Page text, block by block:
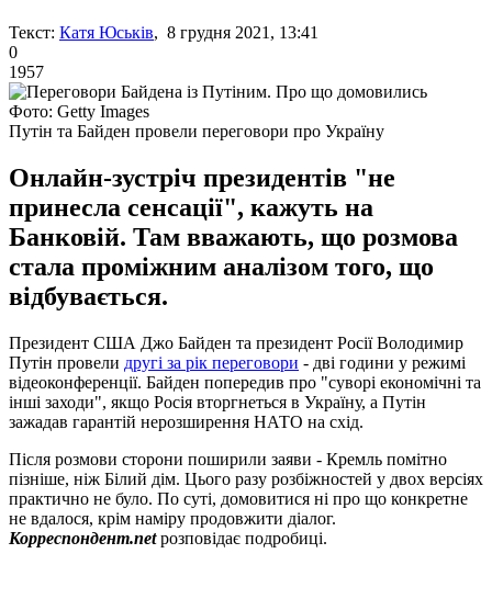
Текст: Катя Юськів, 8 грудня 2021, 13:41
0
1957
Фото: Getty Images
Путін та Байден провели переговори про Україну
Онлайн-зустріч президентів "не
принесла сенсації", кажуть на
Банковій. Там вважають, що розмова
стала проміжним аналізом того, що
відбувається.
Президент США Джо Байден та президент Росії Володимир
Путін провели другі за рік переговори - дві години у режимі
відеоконференції. Байден попередив про "суворі економічні та
інші заходи", якщо Росія вторгнеться в Україну, а Путін
зажадав гарантій нерозширення НАТО на схід.
Після розмови сторони поширили заяви - Кремль помітно
пізніше, ніж Білий дім. Цього разу розбіжностей у двох версіях
практично не було. По суті, домовитися ні про що конкретне
не вдалося, крім наміру продовжити діалог.
Корреспондент.netрозповідає подробиці.